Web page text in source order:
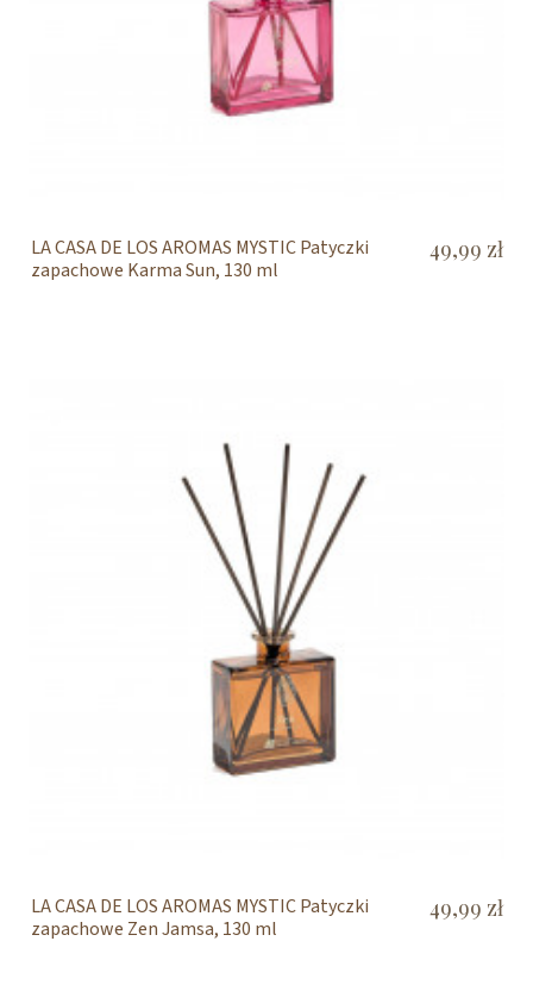
LA CASA DE LOS AROMAS MYSTIC Patyczki
zapachowe Karma Sun, 130 ml
49,99 zł
LA CASA DE LOS AROMAS MYSTIC Patyczki
zapachowe Zen Jamsa, 130 ml
49,99 zł